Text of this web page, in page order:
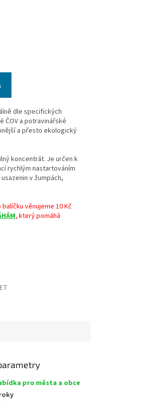
dle specifických
ČOV a potravinářské
a přesto ekologický
koncentrát. Je určen k
rychlým nastartováním
v žumpách,
balíčku věnujeme 10 Kč
, který pomáhá
pro města a obce